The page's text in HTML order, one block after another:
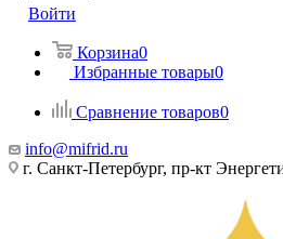
Войти
Корзина0
Избранные товары0
Сравнение товаров0
info@mifrid.ru
г. Санкт-Петербург, пр-кт